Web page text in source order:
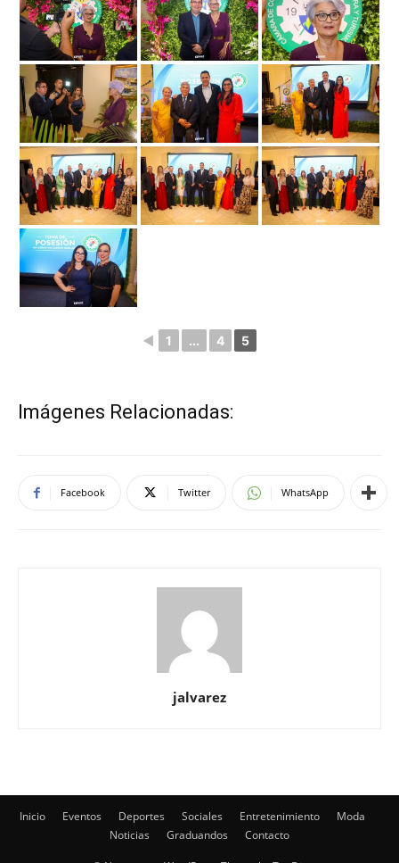
◄ 1 ... 4 5
Imágenes Relacionadas:
Facebook Twitter WhatsApp
jalvarez
Inicio Eventos Deportes Sociales Entretenimiento
Moda
Noticias
Graduandos Contacto